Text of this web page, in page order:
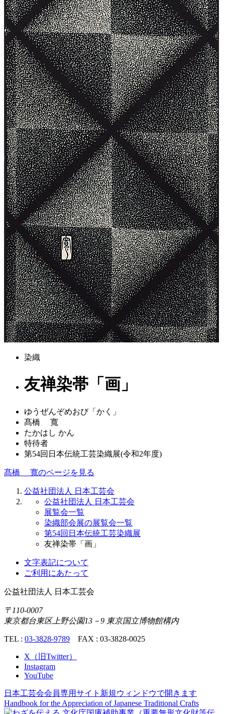
染織
友禅染帯「画」
ゆうぜんぞめおび「かく」
髙橋 寬
たかはし かん
特待者
第54回日本伝統工芸染織展(令和2年度)
髙橋 寬のページを見る
公益社団法人 日本工芸会
公益社団法人 日本工芸会
展覧会一覧
染織部会展の展覧会一覧
第54回日本伝統工芸染織展
友禅染帯「画」
文字表記について
ご利用にあたって
公益社団法人 日本工芸会
〒110-0007
東京都台東区上野公園13－9 東京国立博物館構内
TEL : 03-3828-9789 FAX : 03-3828-0025
X（旧Twitter）
Instagram
YouTube
日本工芸会会員専用サイト 新規ウィンドウで開きます
Handbook for the Appreciation ofJapanese Traditional Crafts